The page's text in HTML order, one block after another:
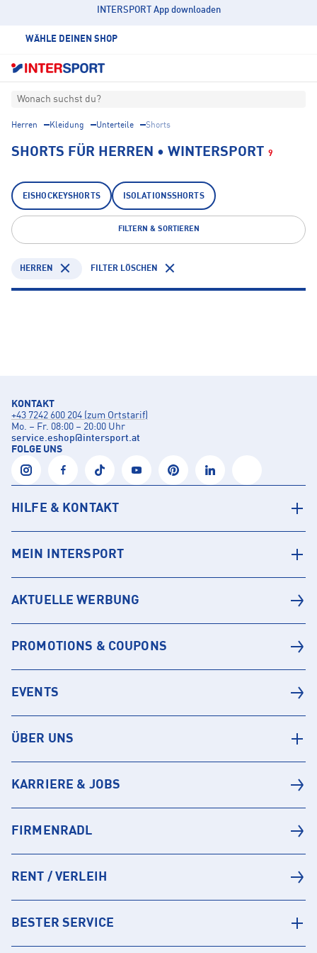
INTERSPORT App downloaden
WÄHLE DEINEN SHOP
Wonach suchst du?
Herren Kleidung Unterteile Shorts
SHORTS FÜR HERREN • WINTERSPORT 9
EISHOCKEYSHORTS ISOLATIONSSHORTS
FILTERN & SORTIEREN
HERREN FILTER LÖSCHEN
KONTAKT
+43 7242 600 204 (zum Ortstarif)
Mo. – Fr. 08:00 – 20:00 Uhr
service.eshop@intersport.at
FOLGE UNS
HILFE & KONTAKT
MEIN INTERSPORT
AKTUELLE WERBUNG
PROMOTIONS & COUPONS
EVENTS
ÜBER UNS
KARRIERE & JOBS
FIRMENRADL
RENT / VERLEIH
BESTER SERVICE